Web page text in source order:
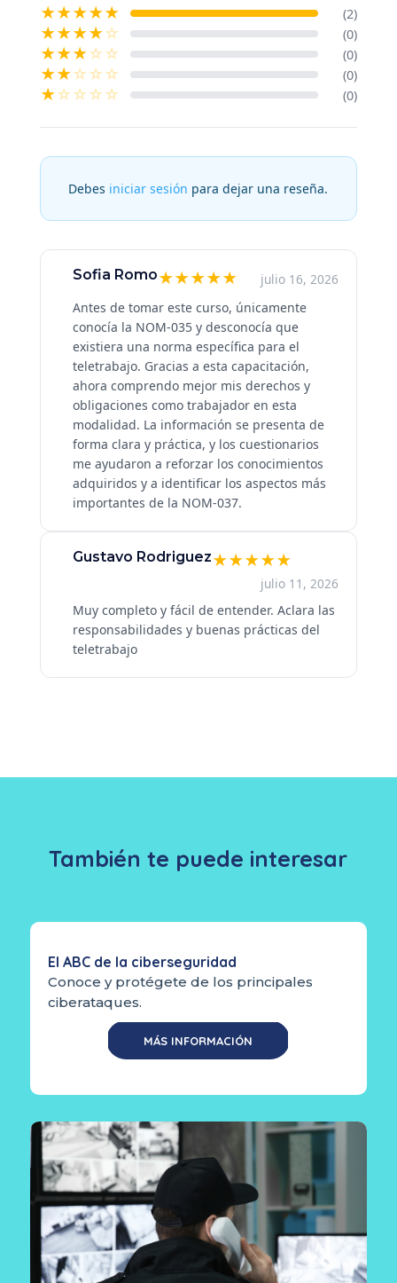
★★★★★ (2)
★★★★☆ (0)
★★★☆☆ (0)
★★☆☆☆ (0)
★☆☆☆☆ (0)
Debes iniciar sesión para dejar una reseña.
Sofia Romo★★★★★
julio 16, 2026
Antes de tomar este curso, únicamente
conocía la NOM-035 y desconocía que
existiera una norma específica para el
teletrabajo. Gracias a esta capacitación,
ahora comprendo mejor mis derechos y
obligaciones como trabajador en esta
modalidad. La información se presenta de
forma clara y práctica, y los cuestionarios
me ayudaron a reforzar los conocimientos
adquiridos y a identificar los aspectos más
importantes de la NOM-037.
Gustavo Rodriguez★★★★★
julio 11, 2026
Muy completo y fácil de entender. Aclara las
responsabilidades y buenas prácticas del
teletrabajo
También te puede interesar
El ABC de la ciberseguridad
Conoce y protégete de los principales
ciberataques.
MÁS INFORMACIÓN